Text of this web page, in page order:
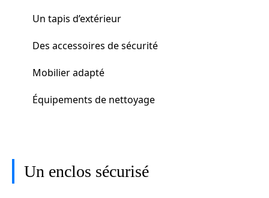
Un tapis d’extérieur
Des accessoires de sécurité
Mobilier adapté
Équipements de nettoyage
Un enclos sécurisé